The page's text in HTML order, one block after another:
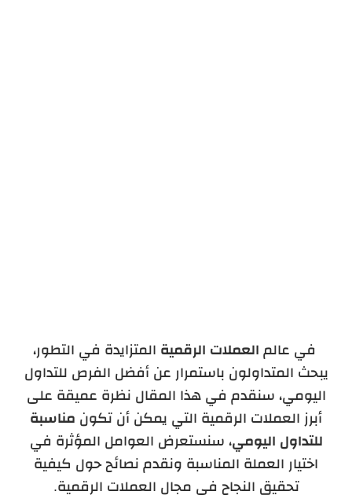
في عالم العملات الرقمية المتزايدة في التطور،
يبحث المتداولون باستمرار عن أفضل الفرص للتداول
اليومي، سنقدم في هذا المقال نظرة عميقة على
أبرز العملات الرقمية التي يمكن أن تكون مناسبة
للتداول اليومي، سنستعرض العوامل المؤثرة في
اختيار العملة المناسبة ونقدم نصائح حول كيفية
تحقيق النجاح في مجال العملات الرقمية.